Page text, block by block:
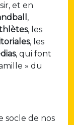
et en
,
, les
, les
, qui font
» du
socle de nos